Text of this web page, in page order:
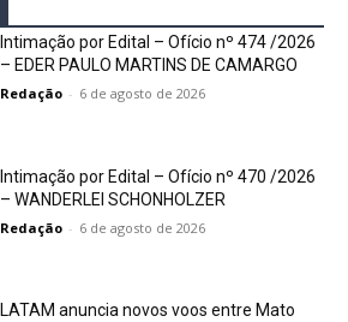
Intimação por Edital – Ofício nº 474 /2026
– EDER PAULO MARTINS DE CAMARGO
Redação - 6 de agosto de 2026
Intimação por Edital – Ofício nº 470 /2026
– WANDERLEI SCHONHOLZER
Redação - 6 de agosto de 2026
LATAM anuncia novos voos entre Mato